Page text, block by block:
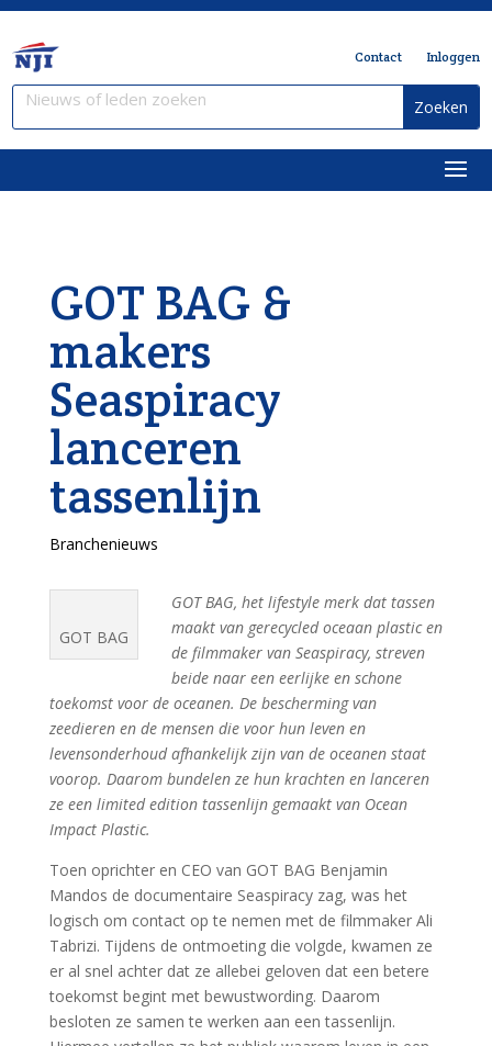
Contact Inloggen
GOT BAG &
makers
Seaspiracy
lanceren
tassenlijn
Branchenieuws
GOT BAG
GOT BAG, het lifestyle merk dat tassen
maakt van gerecycled oceaan plastic en
de filmmaker van Seaspiracy, streven
beide naar een eerlijke en schone
toekomst voor de oceanen. De bescherming van
zeedieren en de mensen die voor hun leven en
levensonderhoud afhankelijk zijn van de oceanen staat
voorop. Daarom bundelen ze hun krachten en lanceren
ze een limited edition tassenlijn gemaakt van Ocean
Impact Plastic.
Toen oprichter en CEO van GOT BAG Benjamin
Mandos de documentaire Seaspiracy zag, was het
logisch om contact op te nemen met de filmmaker Ali
Tabrizi. Tijdens de ontmoeting die volgde, kwamen ze
er al snel achter dat ze allebei geloven dat een betere
toekomst begint met bewustwording. Daarom
besloten ze samen te werken aan een tassenlijn.